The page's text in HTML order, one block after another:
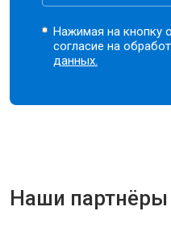
Нажимая на кнопку
согласие на
данных.
Наши партнёры